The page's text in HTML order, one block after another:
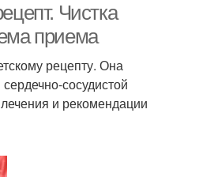
Чистка
приема
рецепту. Она
сосудистой
и рекомендации